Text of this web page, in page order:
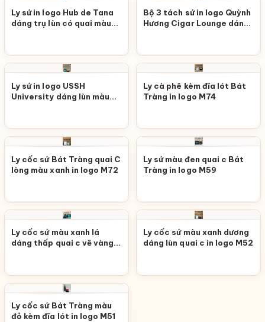
Ly sứ in logo Hub de Tana
dáng trụ lùn có quai màu
Bộ 3 tách sứ in logo Quỳnh
Hương Cigar Lounge dáng
Ly sứ in logo USSH
University dáng lùn màu
Ly cà phê kèm đĩa lót Bát
Tràng in logo M74
Ly cốc sứ Bát Tràng quai C
lòng màu xanh in logo M72
Ly sứ màu đen quai c Bát
Tràng in logo M59
Ly cốc sứ màu xanh lá
dáng thấp quai c vẽ vàng
Ly cốc sứ màu xanh dương
dáng lùn quai c in logo M52
Ly cốc sứ Bát Tràng màu
đỏ kèm đĩa lót in logo M51